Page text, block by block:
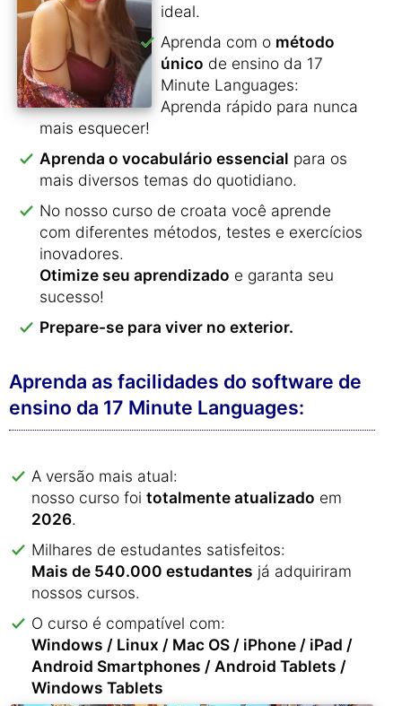
ideal.
Aprenda com o método
único de ensino da 17
Minute Languages:
Aprenda rápido para nunca
mais esquecer!
Aprenda o vocabulário essencial para os
mais diversos temas do quotidiano.
No nosso curso de croata você aprende
com diferentes métodos, testes e exercícios
inovadores.
Otimize seu aprendizado e garanta seu
sucesso!
Prepare-se para viver no exterior.
Aprenda as facilidades do software de
ensino da 17 Minute Languages:
A versão mais atual:
nosso curso foi totalmente atualizado em
2026.
Milhares de estudantes satisfeitos:
Mais de 540.000 estudantes já adquiriram
nossos cursos.
O curso é compatível com:
Windows / Linux / Mac OS / iPhone / iPad /
Android Smartphones / Android Tablets /
Windows Tablets